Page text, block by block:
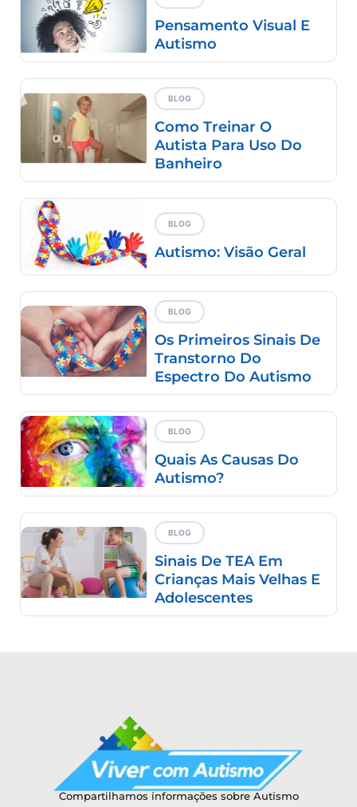
Pensamento Visual E
Autismo
BLOG
Como Treinar O
Autista Para Uso Do
Banheiro
BLOG
Autismo: Visão Geral
BLOG
Os Primeiros Sinais De
Transtorno Do
Espectro Do Autismo
BLOG
Quais As Causas Do
Autismo?
BLOG
Sinais De TEA Em
Crianças Mais Velhas E
Adolescentes
Compartilhamos informações sobre Autismo